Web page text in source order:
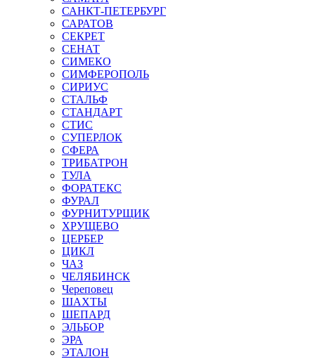
САНКТ-ПЕТЕРБУРГ
САРАТОВ
СЕКРЕТ
СЕНАТ
СИМЕКО
СИМФЕРОПОЛЬ
СИРИУС
СТАЛЬФ
СТАНДАРТ
СТИС
СУПЕРЛОК
СФЕРА
ТРИБАТРОН
ТУЛА
ФОРАТЕКС
ФУРАЛ
ФУРНИТУРЩИК
ХРУЩЕВО
ЦЕРБЕР
ЦИКЛ
ЧАЗ
ЧЕЛЯБИНСК
Череповец
ШАХТЫ
ШЕПАРД
ЭЛЬБОР
ЭРА
ЭТАЛОН